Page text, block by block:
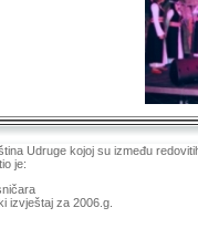
Udruge kojoj su između
je:
izvještaj za 2006.g.